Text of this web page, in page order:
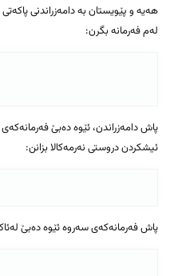
هەیە و پێویستان بە دامەزراندنی
لەم فەرمانە بگرن:
پاش دامەزراندن، ئێوە دەبێ فەرمانەکەی
ئیشکردن دروستی نەرمەکالا بزانن:
پاش فەرمانەکەی سەروە ئێوە دەبێ